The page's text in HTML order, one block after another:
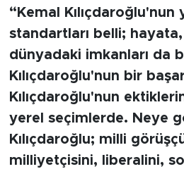
“Kemal Kılıçdaroğlu'nun
standartları belli; hayata,
dünyadaki imkanları da
Kılıçdaroğlu'nun bir
Kılıçdaroğlu'nun
yerel seçimlerde. Neye
Kılıçdaroğlu; milli
milliyetçisini, liberalini,